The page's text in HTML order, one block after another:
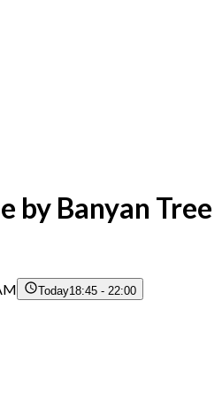
by Banyan Tree
Today18:45 - 22:00